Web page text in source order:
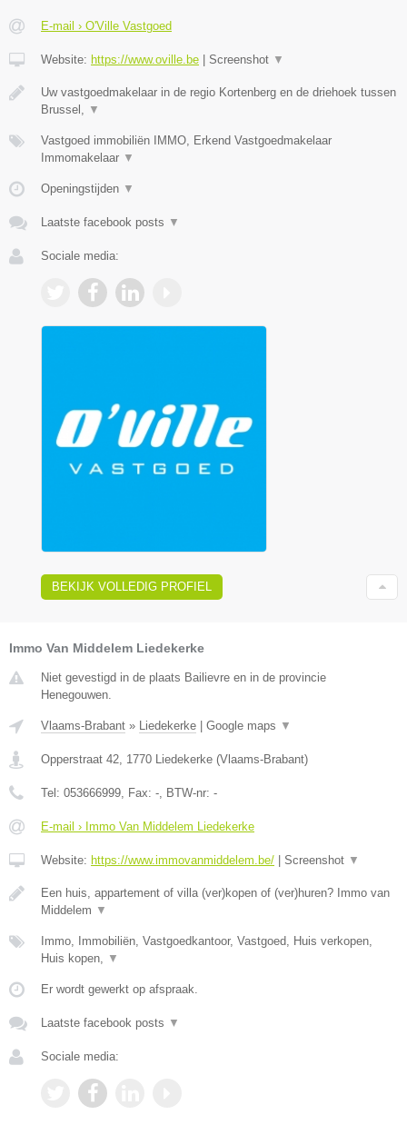
E-mail › O'Ville Vastgoed
Website: https://www.oville.be Screenshot ▼
Uw vastgoedmakelaar in de regio Kortenberg en de driehoek tussen
Brussel, ▼
Vastgoed immobiliën IMMO, Erkend Vastgoedmakelaar
Immomakelaar ▼
Openingstijden ▼
Laatste facebook posts ▼
Sociale media:
BEKIJK VOLLEDIG PROFIEL
Immo Van Middelem Liedekerke
Niet gevestigd in de plaats Bailievre en in de provincie
Henegouwen.
Vlaams-Brabant » Liedekerke Google maps ▼
Opperstraat 42 1770 Liedekerke (Vlaams-Brabant)
Tel: 053666999 , Fax: - , BTW-nr: -
E-mail › Immo Van Middelem Liedekerke
Website: https://www.immovanmiddelem.be/ Screenshot ▼
Een huis, appartement of villa (ver)kopen of (ver)huren? Immo van
Middelem ▼
Immo, Immobiliën, Vastgoedkantoor, Vastgoed, Huis verkopen,
Huis kopen,
▼
Er wordt gewerkt op afspraak.
Laatste facebook posts ▼
Sociale media: